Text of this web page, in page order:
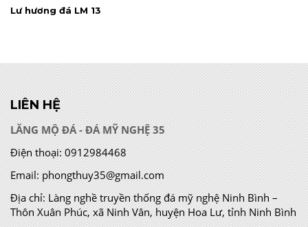
Lư hương đá LM 13
LIÊN HỆ
LĂNG MỘ ĐÁ - ĐÁ MỸ NGHỆ 35
Điện thoại: 0912984468
Email: phongthuy35@gmail.com
Địa chỉ:Làng nghề truyền thống đá mỹ nghệ Ninh Bình –
Thôn Xuân Phúc, xã Ninh Vân, huyện Hoa Lư, tỉnh Ninh Bình